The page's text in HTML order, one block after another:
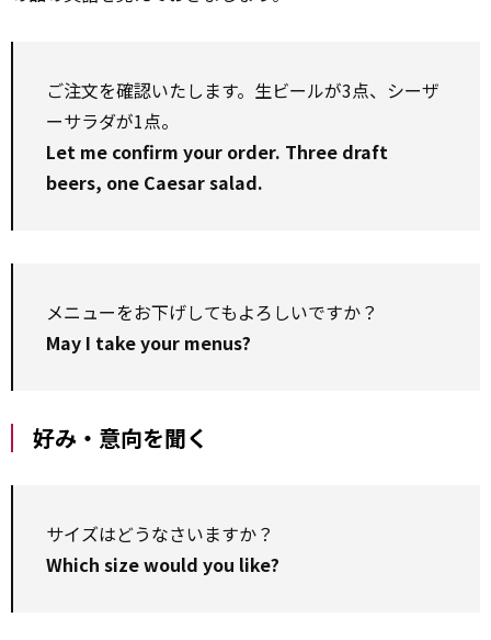
ご注文を確認いたします。生ビールが3点、シーザ
ーサラダが1点。
Let me confirm your order. Three draft
beers, one Caesar salad.
メニューをお下げしてもよろしいですか？
May I take your menus?
好み・意向を聞く
サイズはどうなさいますか？
Which size would you like?